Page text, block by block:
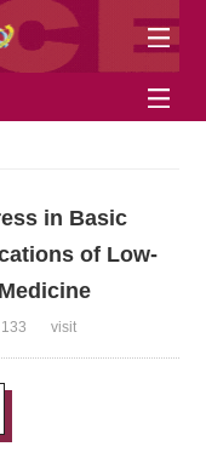
in Basic
of Low-
133 visit